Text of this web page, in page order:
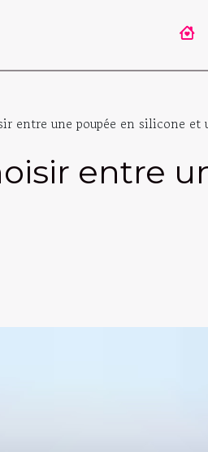
entre une poupée en silicone et
entre